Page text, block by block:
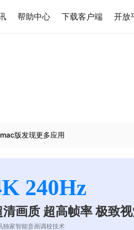
帮助中心 下载客户端 开放
版发现更多应用
240Hz
清画质 超高帧率 极致
独家智能音画调校技术